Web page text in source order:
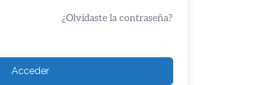
¿Olvidaste la contraseña?
Acceder